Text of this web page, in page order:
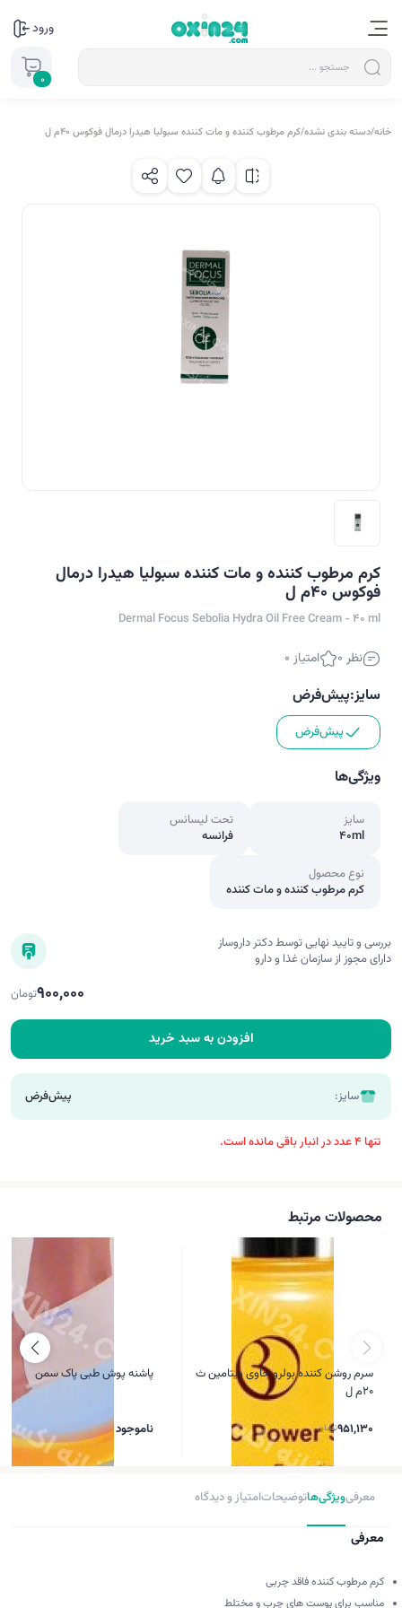
ورود
0
خانه/دسته بندی نشده/کرم مرطوب کننده و مات کننده سبولیا هیدرا درمال فوکوس 40م ل
کرم مرطوب کننده و مات کننده سبولیا هیدرا درمال
فوکوس 40م ل
Dermal Focus Sebolia Hydra Oil Free Cream - 40 ml
نظر 0 امتیاز 0
سایز:پیش‌فرض
پیش‌فرض
ویژگی‌ها
سایز
40ml
تحت لیسانس
فرانسه
نوع محصول
کرم مرطوب کننده و مات کننده
بررسی و تایید نهایی توسط دکتر داروساز
دارای مجوز از سازمان غذا و دارو
900,000تومان
افزودن به سبد خرید
سایز: پیش‌فرض
تنها 4 عدد در انبار باقی مانده است.
محصولات مرتبط
سرم روشن کننده بولرو حاوی ویتامین ث
20م ل
951,130تومان
پاشنه پوش طبی پاک سمن
ناموجود
معرفیویژگی‌هاتوضیحاتامتیاز و دیدگاه
معرفی
کرم مرطوب کننده فاقد چربی
مناسب برای پوست های چرب و مختلط